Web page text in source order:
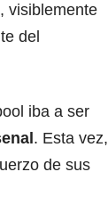
visiblemente
del
iba a ser
. Esta vez,
de sus